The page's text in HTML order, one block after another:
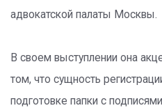
адвокатской палаты Москвы.
В своем выступлении она
том, что сущность
подготовке папки с